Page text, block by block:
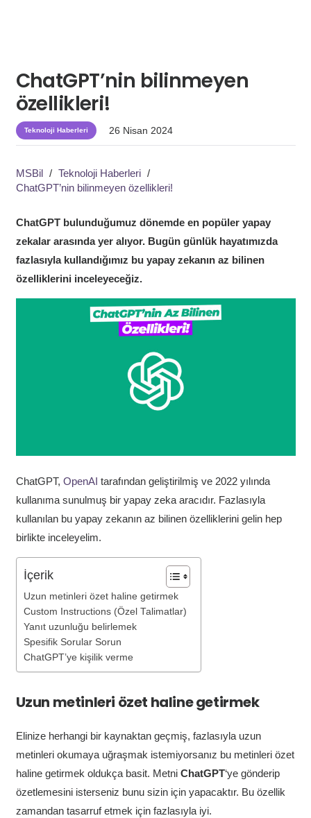
ChatGPT’nin bilinmeyen
özellikleri!
Teknoloji Haberleri 26 Nisan 2024
MSBil / Teknoloji Haberleri /
ChatGPT’nin bilinmeyen özellikleri!
ChatGPT bulunduğumuz dönemde en popüler yapay
zekalar arasında yer alıyor. Bugün günlük hayatımızda
fazlasıyla kullandığımız bu yapay zekanın az bilinen
özelliklerini inceleyeceğiz.
ChatGPT, OpenAI tarafından geliştirilmiş ve 2022 yılında
kullanıma sunulmuş bir yapay zeka aracıdır. Fazlasıyla
kullanılan bu yapay zekanın az bilinen özelliklerini gelin hep
birlikte inceleyelim.
İçerik
Uzun metinleri özet haline getirmek
Custom Instructions (Özel Talimatlar)
Yanıt uzunluğu belirlemek
Spesifik Sorular Sorun
ChatGPT’ye kişilik verme
Uzun metinleri özet haline getirmek
Elinize herhangi bir kaynaktan geçmiş, fazlasıyla uzun
metinleri okumaya uğraşmak istemiyorsanız bu metinleri özet
haline getirmek oldukça basit. Metni ChatGPT‘ye gönderip
özetlemesini isterseniz bunu sizin için yapacaktır. Bu özellik
zamandan tasarruf etmek için fazlasıyla iyi.